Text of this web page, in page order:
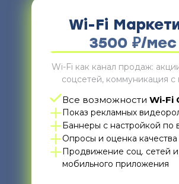
Wi-Fi
3500 ₽/мес
Wi-Fi как канал продаж:
соцсетей, коммуникация с
Все возможности Wi-Fi
Показ рекламных
Баннеры с настройкой по
Опросы и оценка качества
Продвижение соц. сетей и
мобильного приложения